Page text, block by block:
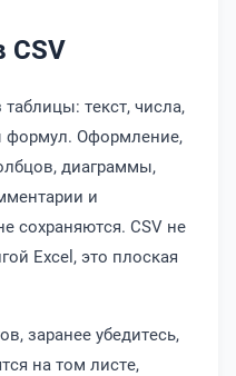
CSV
текст, числа,
формул. Оформление,
диаграммы,
и
сохраняются. CSV не
Excel, это плоская
заранее убедитесь,
на том листе,